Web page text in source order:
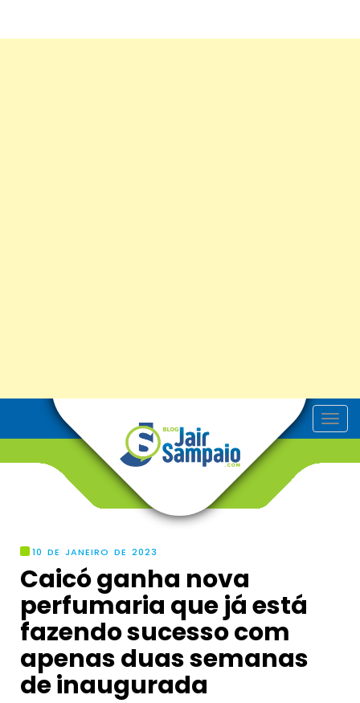
T
o
10 DE JANEIRO DE 2023
Caicó ganha nova
perfumaria que já está
fazendo sucesso com
apenas duas semanas
de inaugurada